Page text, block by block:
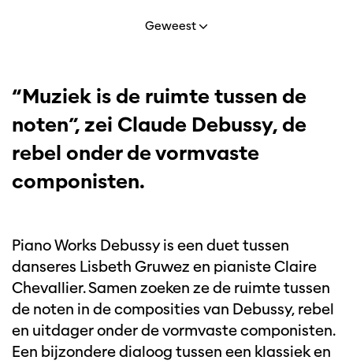
Geweest
“Muziek is de ruimte tussen de
noten”, zei Claude Debussy, de
rebel onder de vormvaste
componisten.
Piano Works Debussy is een duet tussen
danseres Lisbeth Gruwez en pianiste Claire
Chevallier. Samen zoeken ze de ruimte tussen
de noten in de composities van Debussy, rebel
en uitdager onder de vormvaste componisten.
Een bijzondere dialoog tussen een klassiek en